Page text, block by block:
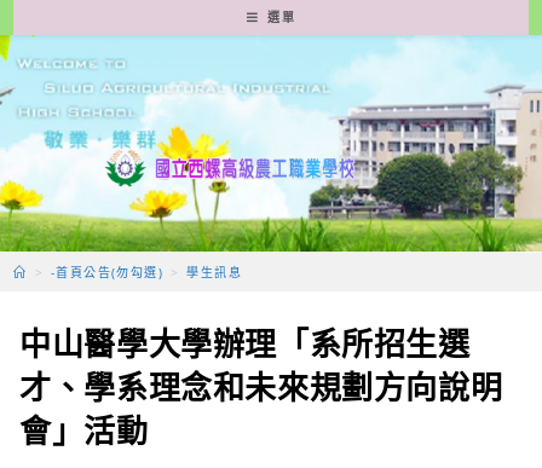
轉
至
要
容
選單
> -首頁公告(勿勾選) > 學生訊息
中山醫學大學辦理「系所招生選
才、學系理念和未來規劃方向說明
會」活動